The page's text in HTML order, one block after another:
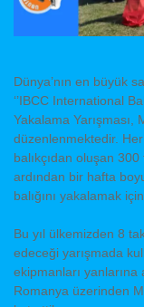
Dünya’nın en büyük
‘’IBCC International
Yakalama Yarışması,
düzenlenmektedir.
balıkçıdan oluşan
ardından bir hafta
balığını yakalamak
Bu yıl ülkemizden 8
edeceği yarışmada
ekipmanları
Romanya üzerinden